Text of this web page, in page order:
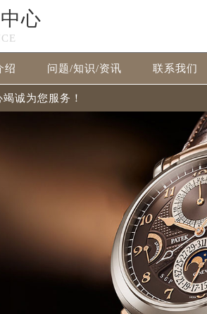
心
绍 问题/知识/资讯 联系我们
诚为您服务！